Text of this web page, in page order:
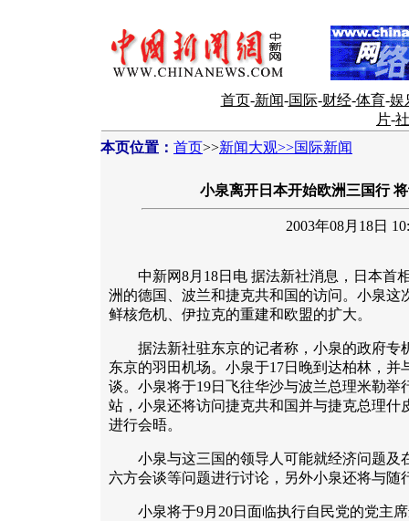
首页-新闻-国际-财经-体育-娱
片-
本页位置： 首页>>新闻大观>>国际新闻
小泉离开日本开始欧洲三国行
2003年08月18日
中新网8月18日电 据法新社消息，日本首
洲的德国、波兰和捷克共和国的访问。小泉这
鲜核危机、伊拉克的重建和欧盟的扩大。
据法新社驻东京的记者称，小泉的政府专
东京的羽田机场。小泉于17日晚到达柏林，并
谈。小泉将于19日飞往华沙与波兰总理米勒举
站，小泉还将访问捷克共和国并与捷克总理什
进行会晤。
小泉与这三国的领导人可能就经济问题及
六方会谈等问题进行讨论，另外小泉还将与随
小泉将于9月20日面临执行自民党的党主席